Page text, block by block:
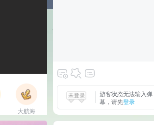
大航海
立即上船
游客状态无法输入弹
幕，请先登录